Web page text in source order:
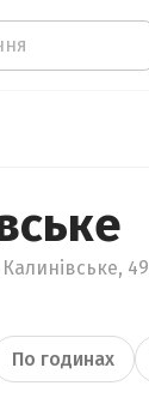
По годинах